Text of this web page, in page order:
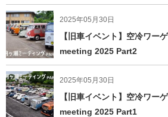
2025年05月30日
【旧車イベント】空冷ワー
meeting 2025 Part2
2025年05月30日
【旧車イベント】空冷ワー
meeting 2025 Part1